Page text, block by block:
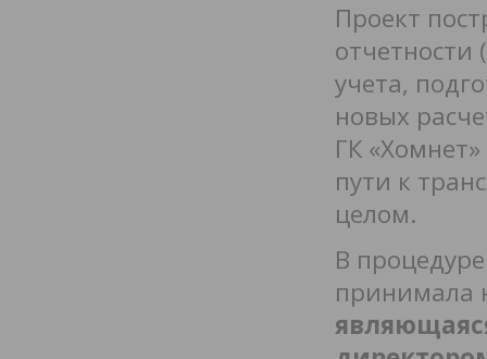
Проект
отчетности
учета,
новых
ГК
пути к
целом.
В
принимала